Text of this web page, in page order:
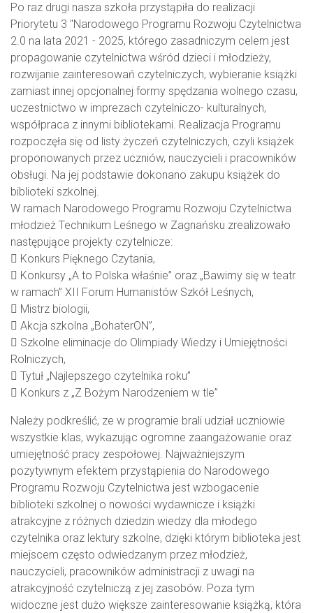
Po raz drugi nasza szkoła przystąpiła do realizacji
Priorytetu 3 "Narodowego Programu Rozwoju Czytelnictwa
2.0 na lata 2021 - 2025, którego zasadniczym celem jest
propagowanie czytelnictwa wśród dzieci i młodzieży,
rozwijanie zainteresowań czytelniczych, wybieranie książki
zamiast innej opcjonalnej formy spędzania wolnego czasu,
uczestnictwo w imprezach czytelniczo- kulturalnych,
współpraca z innymi bibliotekami. Realizacja Programu
rozpoczęła się od listy życzeń czytelniczych, czyli książek
proponowanych przez uczniów, nauczycieli i pracowników
obsługi. Na jej podstawie dokonano zakupu książek do
biblioteki szkolnej.
W ramach Narodowego Programu Rozwoju Czytelnictwa
młodzież Technikum Leśnego w Zagnańsku zrealizowało
następujące projekty czytelnicze:
 Konkurs Pięknego Czytania,
 Konkursy „A to Polska właśnie” oraz „Bawimy się w teatr
w ramach” XII Forum Humanistów Szkół Leśnych,
 Mistrz biologii,
 Akcja szkolna „BohaterON”,
 Szkolne eliminacje do Olimpiady Wiedzy i Umiejętności
Rolniczych,
 Tytuł „Najlepszego czytelnika roku”
 Konkurs z „Z Bożym Narodzeniem w tle”
Należy podkreślić, ze w programie brali udział uczniowie
wszystkie klas, wykazując ogromne zaangażowanie oraz
umiejętność pracy zespołowej. Najważniejszym
pozytywnym efektem przystąpienia do Narodowego
Programu Rozwoju Czytelnictwa jest wzbogacenie
biblioteki szkolnej o nowości wydawnicze i książki
atrakcyjne z różnych dziedzin wiedzy dla młodego
czytelnika oraz lektury szkolne, dzięki którym biblioteka jest
miejscem często odwiedzanym przez młodzież,
nauczycieli, pracowników administracji z uwagi na
atrakcyjność czytelniczą z jej zasobów. Poza tym
widoczne jest dużo większe zainteresowanie książką, która